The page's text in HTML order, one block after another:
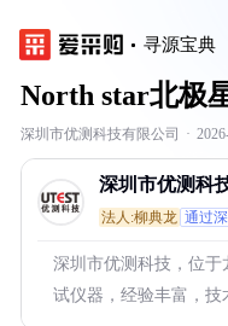
寻源宝典
North star北极
深圳市优测科技有限公司 ·
深圳市优测科
法人:柳典龙 通过
深圳市优测科技，位于
试仪器，经验丰富，技